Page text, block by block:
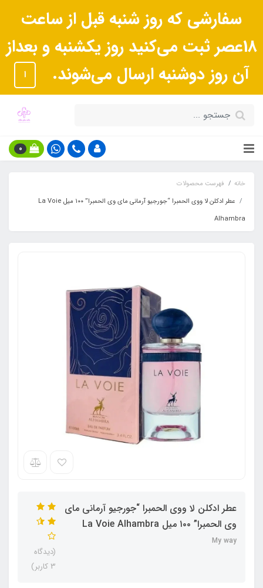
سفارشی که روز شنبه قبل از ساعت
18عصر ثبت می‌کنید روز یکشنبه و بعداز
آن روز دوشنبه ارسال می‌شوند.
ا
0
خانه
فهرست محصولات
عطر ادکلن لا ووی الحمبرا “جورجیو آرمانی مای وی الحمبرا” ۱۰۰ میل La Voie
Alhambra
عطر ادکلن لا ووی الحمبرا “جورجیو آرمانی مای
وی الحمبرا” ۱۰۰ میل La Voie Alhambra
My way
(دیدگاه
3 کاربر)